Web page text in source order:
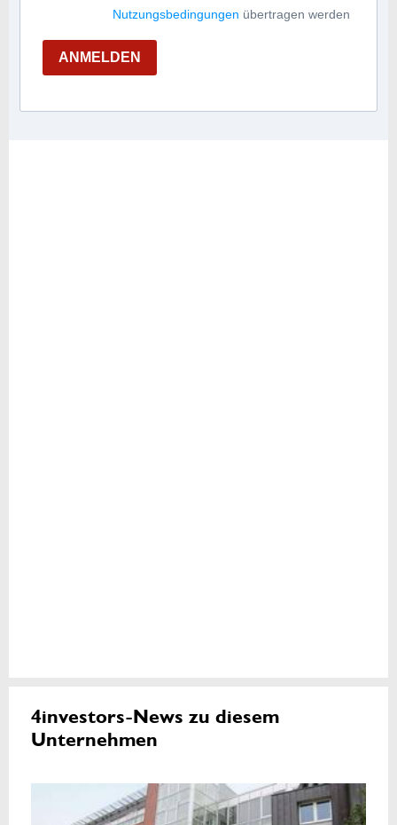
Nutzungsbedingungen übertragen werden
ANMELDEN
4investors-News zu diesem
Unternehmen